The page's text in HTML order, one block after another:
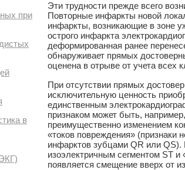
при
в
Эти трудности прежде всего
Повторные инфаркты новой
инфаркты, возникающие в зоне
острого инфаркта
деформированная ранее
обнаруживает прямых
оценена в отрыве от учета всех
При отсутствии прямых
исключительную ценность
единственным
признаком может быть,
преимущественно изменением
«токов повреждения» (признаки
инфарктов зубцами QR или QS).
изоэлектричным сегментом ST
появляется смещение вверх от